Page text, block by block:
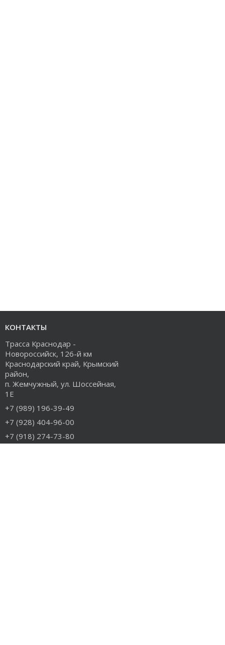
КОНТАКТЫ
Трасса Краснодар -
Новороссийск, 126-й км
Краснодарский край, Крымский
район,
п. Жемчужный, ул. Шоссейная,
1Е
+7 (989) 196-39-49
+7 (928) 404-96-00
+7 (918) 274-73-80